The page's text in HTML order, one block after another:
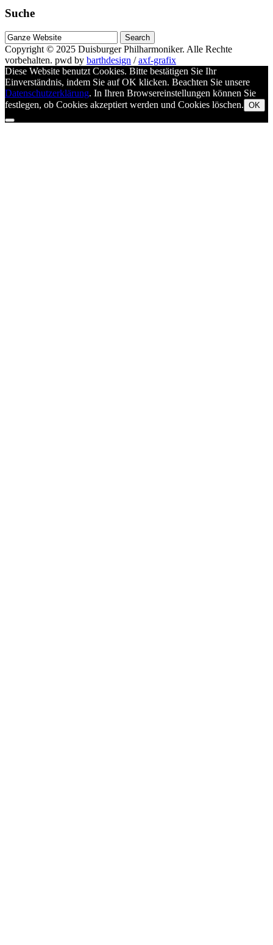
Suche
Suche
nach
Copyright © 2025 Duisburger Philharmoniker. Alle Rechte
vorbehalten. pwd by barthdesign /axf-grafix
Diese Website benutzt Cookies. Bitte bestätigen Sie Ihr
Einverständnis, indem Sie auf OK klicken. Beachten Sie unsere
Datenschutzerklärung. In Ihren Browsereinstellungen können Sie
festlegen, ob Cookies akzeptiert werden und Cookies löschen. OK